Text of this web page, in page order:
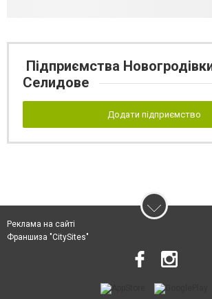
Підприємства
Селидове
Додати підприємство
Реклама на сайті
Франшиза "CitySites"